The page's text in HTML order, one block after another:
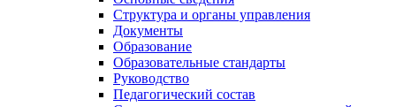
Структура и органы управления
Документы
Образование
Образовательные стандарты
Руководство
Педагогический состав